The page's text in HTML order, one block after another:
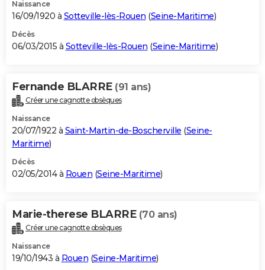
Naissance
16/09/1920 à Sotteville-lès-Rouen (Seine-Maritime)
Décès
06/03/2015 à Sotteville-lès-Rouen (Seine-Maritime)
Fernande BLARRE (91 ans)
Créer une cagnotte obsèques
Naissance
20/07/1922 à Saint-Martin-de-Boscherville (Seine-
Maritime)
Décès
02/05/2014 à Rouen (Seine-Maritime)
Marie-therese BLARRE (70 ans)
Créer une cagnotte obsèques
Naissance
19/10/1943 à Rouen (Seine-Maritime)